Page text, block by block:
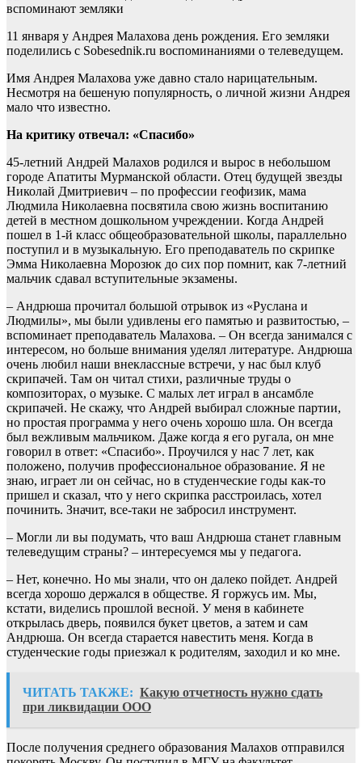
11 января у Андрея Малахова день рождения. Его земляки
поделились с Sobesednik.ru воспоминаниями о телеведущем.
Имя Андрея Малахова уже давно стало нарицательным.
Несмотря на бешеную популярность, о личной жизни Андрея
мало что известно.
На критику отвечал: «Спасибо»
45-летний Андрей Малахов родился и вырос в небольшом
городе Апатиты Мурманской области. Отец будущей звезды
Николай Дмитриевич – по профессии геофизик, мама
Людмила Николаевна посвятила свою жизнь воспитанию
детей в местном дошкольном учреждении. Когда Андрей
пошел в 1-й класс общеобразовательной школы, параллельно
поступил и в музыкальную. Его преподаватель по скрипке
Эмма Николаевна Морозюк до сих пор помнит, как 7-летний
мальчик сдавал вступительные экзамены.
– Андрюша прочитал большой отрывок из «Руслана и
Людмилы», мы были удивлены его памятью и развитостью, –
вспоминает преподаватель Малахова. – Он всегда занимался с
интересом, но больше внимания уделял литературе. Андрюша
очень любил наши внеклассные встречи, у нас был клуб
скрипачей. Там он читал стихи, различные труды о
композиторах, о музыке. С малых лет играл в ансамбле
скрипачей. Не скажу, что Андрей выбирал сложные партии,
но простая программа у него очень хорошо шла. Он всегда
был вежливым мальчиком. Даже когда я его ругала, он мне
говорил в ответ: «Спасибо». Проучился у нас 7 лет, как
положено, получив профессиональное образование. Я не
знаю, играет ли он сейчас, но в студенческие годы как-то
пришел и сказал, что у него скрипка расстроилась, хотел
починить. Значит, все-таки не забросил инструмент.
– Могли ли вы подумать, что ваш Андрюша станет главным
телеведущим страны? – интересуемся мы у педагога.
– Нет, конечно. Но мы знали, что он далеко пойдет. Андрей
всегда хорошо держался в обществе. Я горжусь им. Мы,
кстати, виделись прошлой весной. У меня в кабинете
открылась дверь, появился букет цветов, а затем и сам
Андрюша. Он всегда старается навестить меня. Когда в
студенческие годы приезжал к родителям, заходил и ко мне.
ЧИТАТЬ ТАКЖЕ: Какую отчетность нужно сдать
при ликвидации ООО
После получения среднего образования Малахов отправился